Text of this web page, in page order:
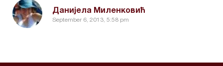
Данијела Миленковић
September 6, 2013, 5:58 pm